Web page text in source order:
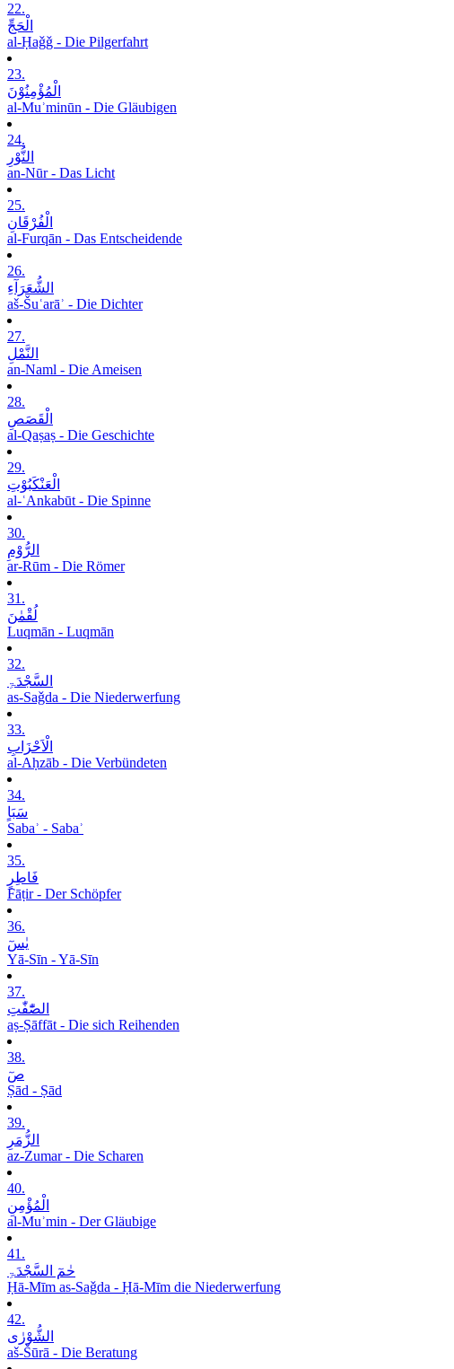
22.
الْحَجِّ
al-Ḥaǧǧ - Die Pilgerfahrt
23.
الْمُؤْمِنُوْنَ
al-Muʾminūn - Die Gläubigen
24.
النُّوْرِ
an-Nūr - Das Licht
25.
الْفُرْقَانِ
al-Furqān - Das Entscheidende
26.
الشُّعَرَآءِ
aš-Šuʿarāʾ - Die Dichter
27.
النَّمْلِ
an-Naml - Die Ameisen
28.
الْقَصَصِ
al-Qaṣaṣ - Die Geschichte
29.
الْعَنْکَبُوْتِ
al-ʿAnkabūt - Die Spinne
30.
الرُّوْمِ
ar-Rūm - Die Römer
31.
لُقْمٰنَ
Luqmān - Luqmān
32.
السَّجْدَۃِ
as-Saǧda - Die Niederwerfung
33.
الْاَحْزَابِ
al-Aḥzāb - Die Verbündeten
34.
سَبَاٍ
Sabaʾ - Sabaʾ
35.
فَاطِرٍ
Fāṭir - Der Schöpfer
36.
یٰسٓ
Yā-Sīn - Yā-Sīn
37.
الصّٰٓفّٰتِ
aṣ-Ṣāffāt - Die sich Reihenden
38.
صٓ
Ṣād - Ṣād
39.
الزُّمَرِ
az-Zumar - Die Scharen
40.
الْمُؤْمِنِ
al-Muʾmin - Der Gläubige
41.
حٰمٓ السَّجْدَۃِ
Ḥā-Mīm as-Saǧda - Ḥā-Mīm die Niederwerfung
42.
الشُّوْرٰی
aš-Šūrā - Die Beratung